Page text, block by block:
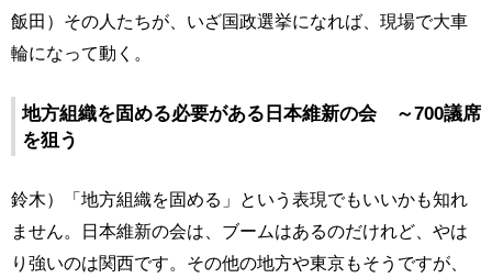
飯田）その人たちが、いざ国政選挙になれば、現場で大車
輪になって動く。
地方組織を固める必要がある日本維新の会 ～700議席
を狙う
鈴木）「地方組織を固める」という表現でもいいかも知れ
ません。日本維新の会は、ブームはあるのだけれど、やは
り強いのは関西です。その他の地方や東京もそうですが、